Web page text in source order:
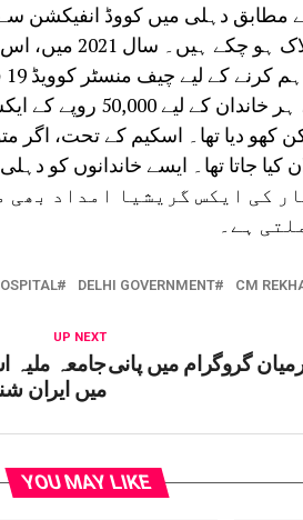
مطابق دہلی میں کووڈ انفیکشن
کیا۔اس اسکیم کے تحت،
دیا تھا۔ اسکیم کے تحت، اگر
بار کی ایکس گریشیا امداد
ہے۔
CM
DELHI GOVERNMENT
UP NEXT
جامعہ ملیہ
میں ایران
گروگرام میں پانی
YOU MAY LIKE